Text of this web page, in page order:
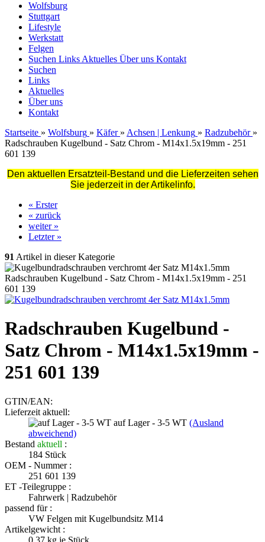
Wolfsburg
Stuttgart
Lifestyle
Werkstatt
Felgen
Suchen Links Aktuelles Über uns Kontakt
Suchen
Links
Aktuelles
Über uns
Kontakt
Startseite » Wolfsburg » Käfer » Achsen | Lenkung » Radzubehör »
Radschrauben Kugelbund - Satz Chrom - M14x1.5x19mm - 251
601 139
Den aktuellen Ersatzteil-Bestand und die Lieferzeiten sehen
Sie jederzeit in der Artikelinfo.
« Erster
« zurück
weiter »
Letzter »
91 Artikel in dieser Kategorie
Radschrauben Kugelbund - Satz Chrom - M14x1.5x19mm - 251
601 139
Radschrauben Kugelbund -
Satz Chrom - M14x1.5x19mm -
251 601 139
GTIN/EAN:
Lieferzeit aktuell:
auf Lager - 3-5 WT (Ausland
abweichend)
Bestand aktuell :
184 Stück
OEM - Nummer :
251 601 139
ET -Teilegruppe :
Fahrwerk | Radzubehör
passend für :
VW Felgen mit Kugelbundsitz M14
Artikelgewicht :
0.37 kg je Stück